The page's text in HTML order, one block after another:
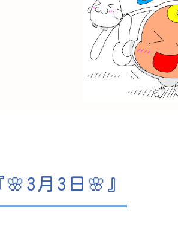
月3日🌸』